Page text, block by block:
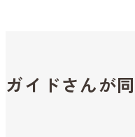
ガイドさんが